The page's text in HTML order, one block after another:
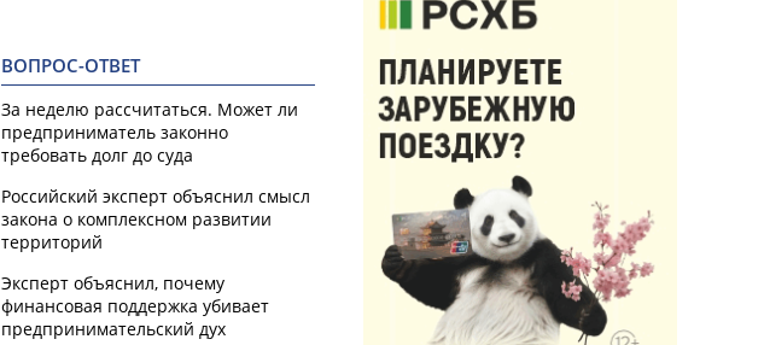
ВОПРОС-ОТВЕТ
За неделю рассчитаться. Может ли
предприниматель законно
требовать долг до суда
Российский эксперт объяснил смысл
закона о комплексном развитии
территорий
Эксперт объяснил, почему
финансовая поддержка убивает
предпринимательский дух